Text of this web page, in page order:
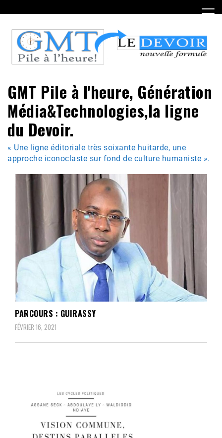
to
content
GMT Pile à l'heure, Génération
Média&Technologies,la ligne
du Devoir.
« Une ligne éditoriale très soixante huitarde, une
approche iconoclaste sur fond de culture humaniste ».
PARCOURS : GUIRASSY
FÉVRIER 16, 2021